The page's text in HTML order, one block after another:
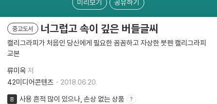
미리보기 공유하기
중고도서 너그럽고 속이 깊은 버들글씨
캘리그라피가 처음인 당신에게 필요한 꼼꼼하고 자상한 붓펜 캘리그라피
교본
류미옥 저
42미디어콘텐츠
2018.06.20.
중 사용 흔적 많이 있으나, 손상 없는 상품